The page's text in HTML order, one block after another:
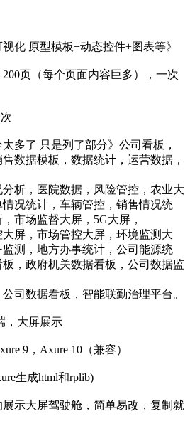
化 原型模板+动态控件+图表等》
页（每个页面内容巨多），一次
多了 只是列了部分》公司看板，
数据模板，数据统计，运营数据，
析，医院数据，风险管控，农业大
况统计，车辆管控，销售情况统
市场监督大屏，5G大屏，
屏，市场管控大屏，环境监测大
测，地方办事统计，公司能源统
，政府机关数据看板，公司数据监
司数据看板，智能联勤治理平台。
，大屏展示
9，Axure 10（兼容）
生成html和rplib)
示大屏驾驶舱，简单易改，复制就